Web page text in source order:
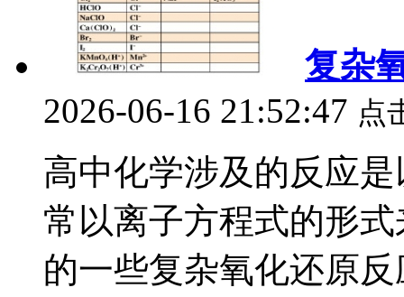
复杂
2026-06-16 21:52:47 点
高中化学涉及的反应
常以离子方程式的形
的一些复杂氧化还原